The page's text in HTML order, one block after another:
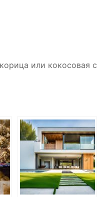
или кокосовая